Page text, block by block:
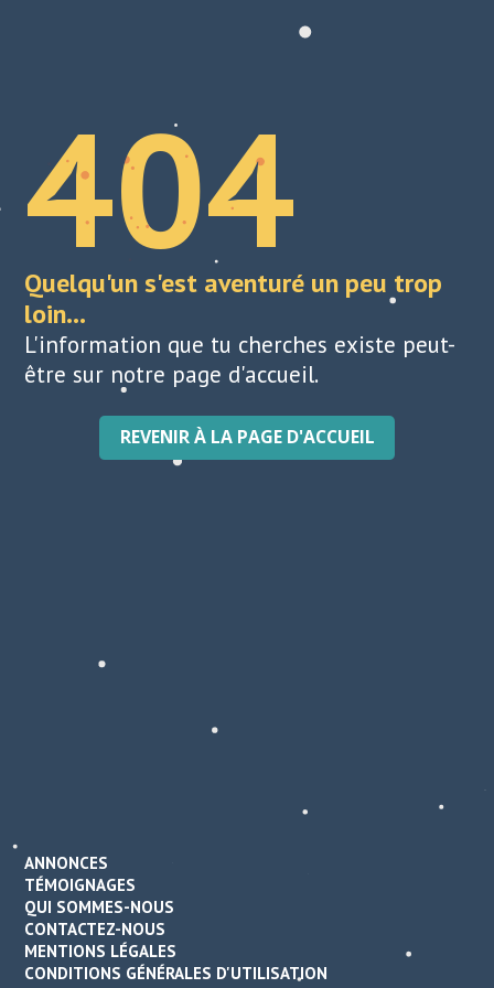
404
Quelqu'un s'est aventuré un peu trop
loin...
L'information que tu cherches existe peut-
être sur notre page d'accueil.
REVENIR À LA PAGE D'ACCUEIL
ANNONCES
TÉMOIGNAGES
QUI SOMMES-NOUS
CONTACTEZ-NOUS
MENTIONS LÉGALES
CONDITIONS GÉNÉRALES D'UTILISATION